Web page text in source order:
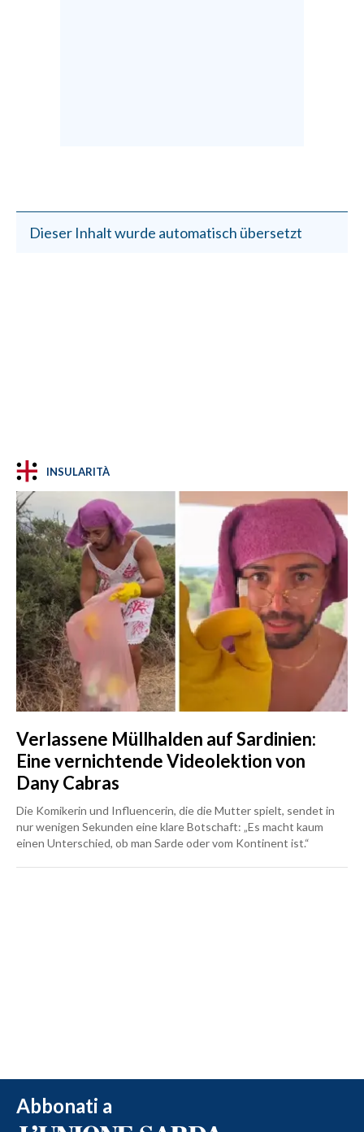
Dieser Inhalt wurde automatisch übersetzt
INSULARITÀ
Verlassene Müllhalden auf Sardinien:
Eine vernichtende Videolektion von
Dany Cabras
Die Komikerin und Influencerin, die die Mutter spielt, sendet in
nur wenigen Sekunden eine klare Botschaft: „Es macht kaum
einen Unterschied, ob man Sarde oder vom Kontinent ist.“
Abbonati a